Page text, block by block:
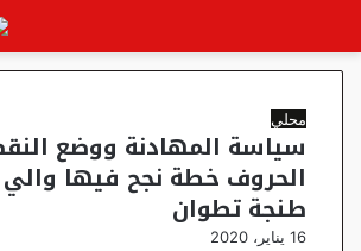
محلي
سياسة المهادنة ووضع
الحروف خطة نجح فيها
طنجة تطوان
16 يناير، 2020